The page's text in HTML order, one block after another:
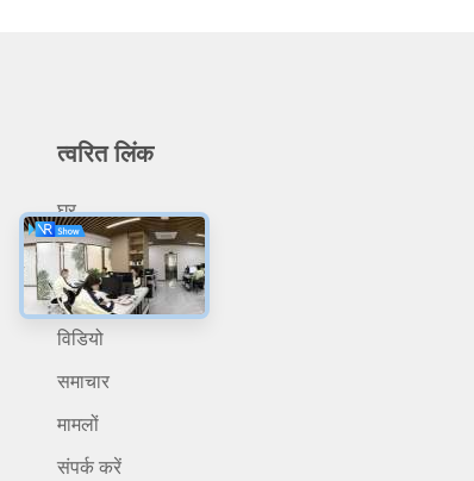
त्वरित लिंक
घर
हमारे बारे में
उत्पादों
विडियो
समाचार
मामलों
संपर्क करें